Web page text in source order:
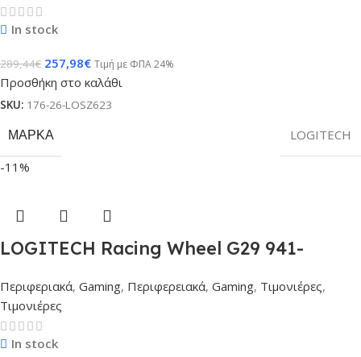
In stock
289,44€ 257,98€ Τιμή με ΦΠΑ 24%
Προσθήκη στο καλάθι
SKU: 176-26-LOSZ623
ΜΆΡΚΑ
LOGITECH
-11%
LOGITECH Racing Wheel G29 941-
Περιφεριακά, Gaming, Περιφερειακά, Gaming, Τιμονιέρες,
Τιμονιέρες
In stock